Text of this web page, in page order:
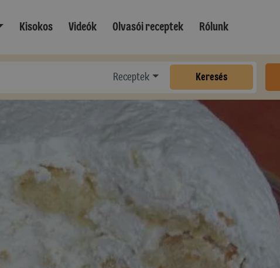
Kisokos Videók Olvasói receptek Rólunk
Receptek Keresés